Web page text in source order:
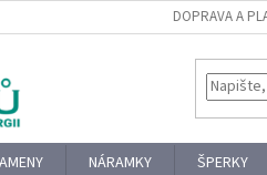
DOPRAVA A
NÁRAMKY ŠPERKY